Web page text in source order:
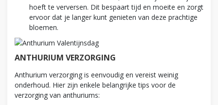
hoeft te verversen. Dit bespaart tijd en moeite en zorgt
ervoor dat je langer kunt genieten van deze prachtige
bloemen.
ANTHURIUM VERZORGING
Anthurium verzorging is eenvoudig en vereist weinig
onderhoud. Hier zijn enkele belangrijke tips voor de
verzorging van anthuriums: